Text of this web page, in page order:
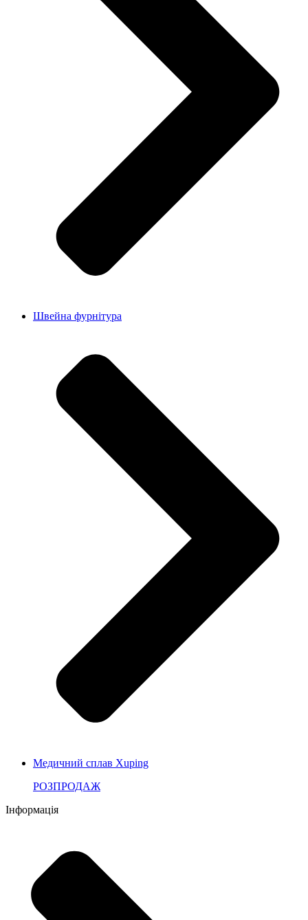
Швейна фурнітура
Медичний сплав Xuping
РОЗПРОДАЖ
Інформація